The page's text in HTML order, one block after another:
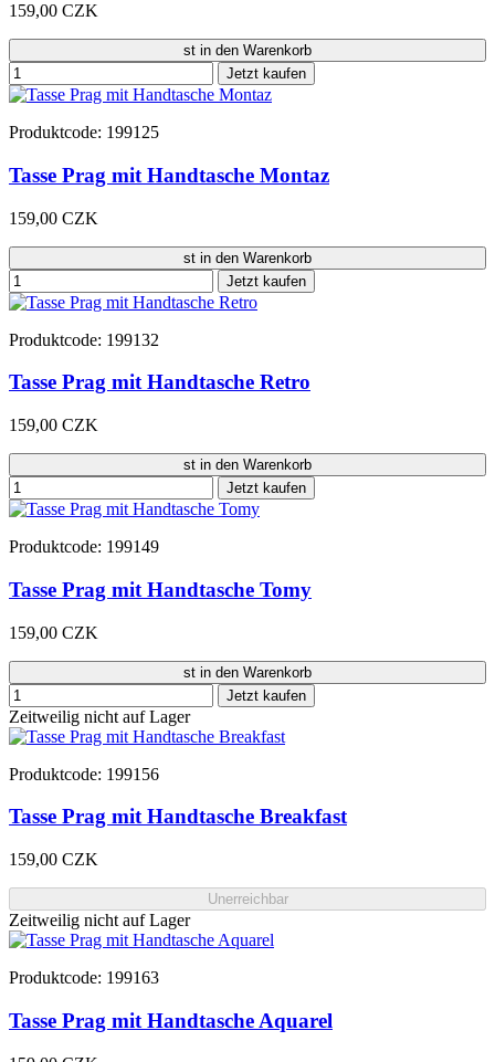
159,00 CZK
st in den Warenkorb
Jetzt kaufen
Produktcode: 199125
Tasse Prag mit Handtasche Montaz
159,00 CZK
st in den Warenkorb
Jetzt kaufen
Produktcode: 199132
Tasse Prag mit Handtasche Retro
159,00 CZK
st in den Warenkorb
Jetzt kaufen
Produktcode: 199149
Tasse Prag mit Handtasche Tomy
159,00 CZK
st in den Warenkorb
Jetzt kaufen
Zeitweilig nicht auf Lager
Produktcode: 199156
Tasse Prag mit Handtasche Breakfast
159,00 CZK
Unerreichbar
Zeitweilig nicht auf Lager
Produktcode: 199163
Tasse Prag mit Handtasche Aquarel